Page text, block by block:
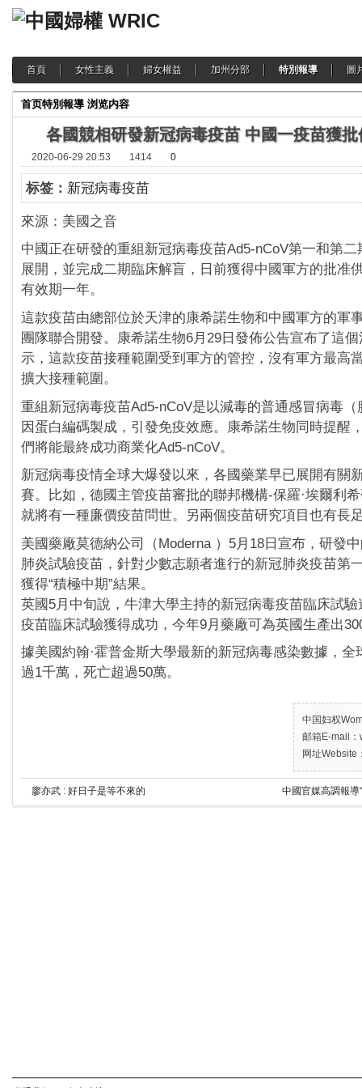
首頁 女性主義 婦女權益 加州分部 特別報導 圖
首页特別報導 浏览内容
各國競相研發新冠病毒疫苗 中國一疫苗獲
2020-06-29 20:53 1414 0
标签： 新冠病毒疫苗
來源：美國之音
中國正在研發的重組新冠病毒疫苗Ad5-nCoV第一和第
展開，並完成二期臨床解盲，日前獲得中國軍方的批准
有效期一年。
這款疫苗由總部位於天津的康希諾生物和中國軍方的軍
團隊聯合開發。康希諾生物6月29日發佈公告宣布了這
示，這款疫苗接種範圍受到軍方的管控，沒有軍方最高
擴大接種範圍。
重組新冠病毒疫苗Ad5-nCoV是以減毒的普通感冒病毒
因蛋白編碼製成，引發免疫效應。康希諾生物同時提醒
們將能最終成功商業化Ad5-nCoV。
新冠病毒疫情全球大爆發以來，各國藥業早已展開有關
賽。比如，德國主管疫苗審批的聯邦機構-保羅·埃爾利
就將有一種廉價疫苗問世。另兩個疫苗研究項目也有長
美國藥廠莫德納公司（Moderna ）5月18日宣布，研發
肺炎試驗疫苗，針對少數志願者進行的新冠肺炎疫苗第
獲得“積極中期”結果。
英國5月中旬說，牛津大學主持的新冠病毒疫苗臨床試
疫苗臨床試驗獲得成功，今年9月藥廠可為英國生產出
據美國約翰·霍普金斯大學最新的新冠病毒感染數據，全
過1千萬，死亡超過50萬。
中国妇权
邮箱E-mail
网址Website
廖亦武 : 好日子是等不來的 中國官媒高調報導